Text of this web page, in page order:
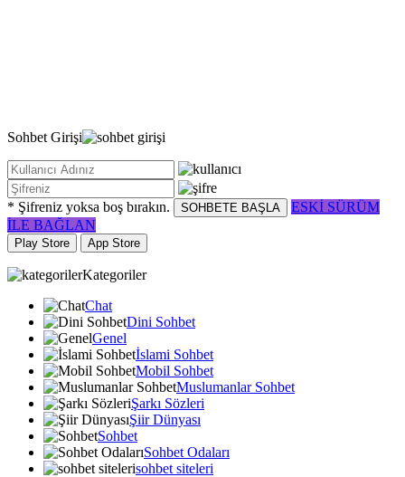
Sohbet Girişi
* Şifreniz yoksa boş bırakın. SOHBETE BAŞLA
ESKİ SÜRÜM
İLE BAĞLAN
Play Store App Store
Kategoriler
Chat
Dini Sohbet
Genel
İslami Sohbet
Mobil Sohbet
Muslumanlar Sohbet
Şarkı Sözleri
Şiir Dünyası
Sohbet
Sohbet Odaları
sohbet siteleri